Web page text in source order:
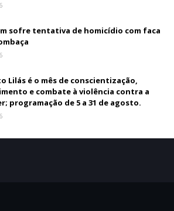
sofre tentativa de homicídio com faca
Lilás é o mês de conscientização,
e combate à violência contra a
programação de 5 a 31 de agosto.